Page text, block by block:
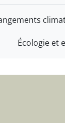
Écologie et